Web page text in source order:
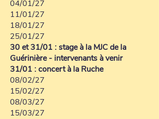
04/01/27
11/01/27
18/01/27
25/01/27
30 et 31/01 : stage à la MJC de la
Guérinière - intervenants à venir
31/01 : concert à la Ruche
08/02/27
15/02/27
08/03/27
15/03/27